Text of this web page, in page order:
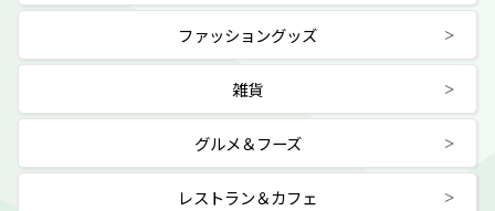
ファッショングッズ
雑貨
グルメ＆フーズ
レストラン＆カフェ